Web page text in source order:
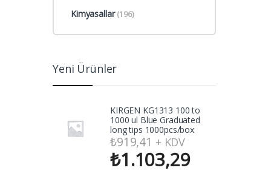
Kimyasallar(196)
Yeni Ürünler
KIRGEN KG1313 100 to
1000 ul Blue Graduated
long tips 1000pcs/box
₺919,41 + KDV
₺1.103,29